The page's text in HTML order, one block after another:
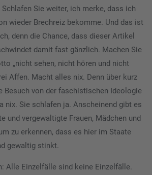
Sie weiter, ich merke, dass ich
wieder Brechreiz bekomme. Und das ist
denn die Chance, dass dieser Artikel
damit fast gänzlich. Machen Sie
„nicht sehen, nicht hören und nicht
Affen. Macht alles nix. Denn über kurz
Besuch von der faschistischen Ideologie
nix. Sie schlafen ja. Anscheinend gibt es
und vergewaltigte Frauen, Mädchen und
zu erkennen, dass es hier im Staate
gewaltig stinkt.
Alle Einzelfälle sind keine Einzelfälle.